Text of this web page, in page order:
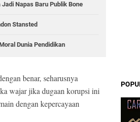
Napas Baru Publik Bone
Stansted
Dunia Pendidikan
benar, seharusnya
wajar jika dugaan korupsi ini
dengan kepercayaan